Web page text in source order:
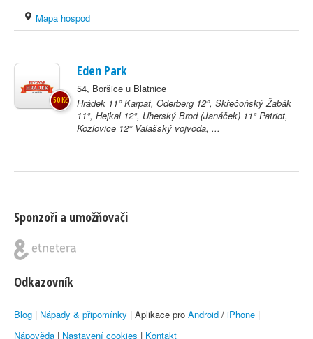
Mapa hospod
Eden Park
54, Boršice u Blatnice
Hrádek 11° Karpat, Oderberg 12°, Skřečoňský Žabák
11°, Hejkal 12°, Uherský Brod (Janáček) 11° Patriot,
Kozlovice 12° Valašský vojvoda, ...
50 Kč
Sponzoři a umožňovači
Odkazovník
Blog | Nápady & připomínky | Aplikace pro Android / iPhone |
Nápověda | Nastavení cookies | Kontakt